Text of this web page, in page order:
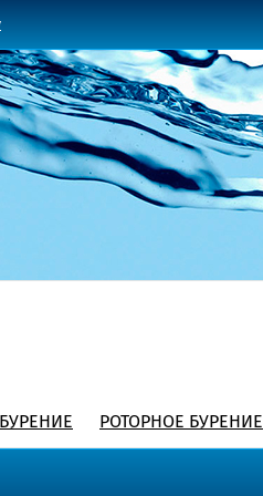
РОТОРНОЕ БУРЕНИЕ